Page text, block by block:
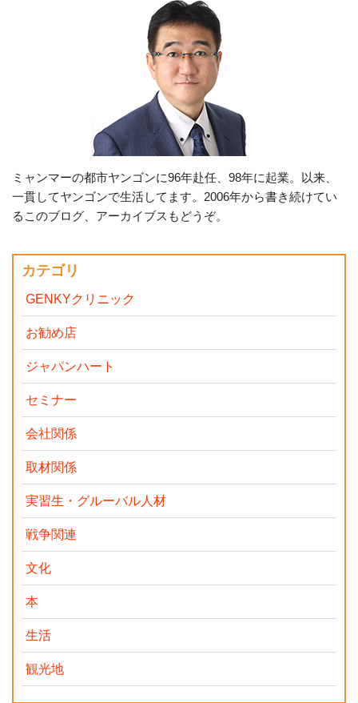
ミャンマーの都市ヤンゴンに96年赴任、98年に起業。以来、
一貫してヤンゴンで生活してます。2006年から書き続けてい
るこのブログ、アーカイブスもどうぞ。
カテゴリ
GENKYクリニック
お勧め店
ジャパンハート
セミナー
会社関係
取材関係
実習生・グルーバル人材
戦争関連
文化
本
生活
観光地